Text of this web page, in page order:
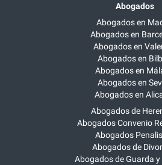
Abogados
Abogados en
Abogados en
Abogados en
Abogados en
Abogados en
Abogados en
Abogados en
Abogados de
Abogados Convenio
Abogados
Abogados de
Abogados de Guarda